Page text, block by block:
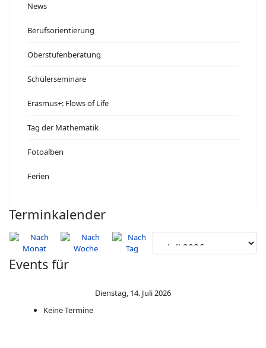
News
Berufsorientierung
Oberstufenberatung
Schülerseminare
Erasmus+: Flows of Life
Tag der Mathematik
Fotoalben
Ferien
Terminkalender
Events für
Dienstag, 14. Juli 2026
Keine Termine